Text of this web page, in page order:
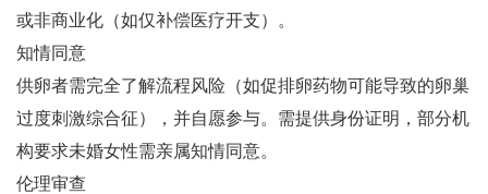
或非商业化（如仅补偿医疗开支）‌。
知情同意‌
供卵者需完全了解流程风险（如促排卵药物可能导致的卵巢
过度刺激综合征），并自愿参与‌。需提供身份证明，部分机
构要求未婚女性需亲属知情同意‌。
伦理审查‌